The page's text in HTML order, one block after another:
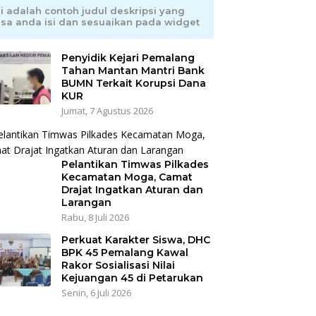
adalah contoh judul deskripsi yang
anda isi dan sesuaikan pada widget
Penyidik Kejari Pemalang
Tahan Mantan Mantri Bank
BUMN Terkait Korupsi Dana
KUR
Jumat, 7 Agustus 2026
Pelantikan Timwas Pilkades
Kecamatan Moga, Camat
Drajat Ingatkan Aturan dan
Larangan
Rabu, 8 Juli 2026
Perkuat Karakter Siswa, DHC
BPK 45 Pemalang Kawal
Rakor Sosialisasi Nilai
Kejuangan 45 di Petarukan
Senin, 6 Juli 2026